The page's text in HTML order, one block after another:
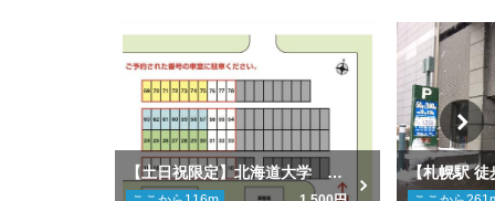
【土日祝限定】北海道大学 南門入構駐車場